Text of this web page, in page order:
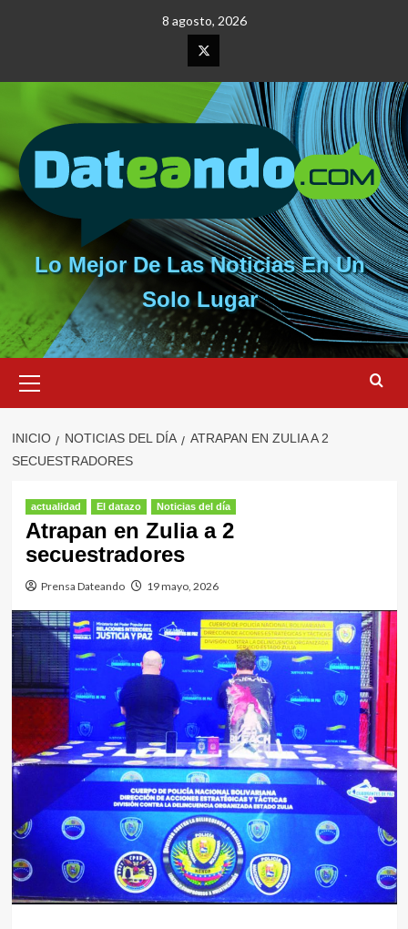
8 agosto, 2026
Elemento
del
menú
Lo Mejor De Las Noticias En Un
Solo Lugar
primario
INICIO NOTICIAS DEL DÍA
ATRAPAN EN ZULIA A 2
SECUESTRADORES
actualidad El datazo Noticias del día
Atrapan en Zulia a 2
secuestradores
Prensa Dateando 19 mayo, 2026